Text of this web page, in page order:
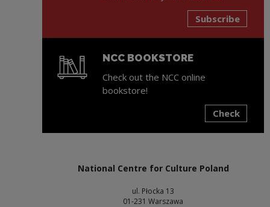
Subscribe
NCC BOOKSTORE
Check out the NCC online
bookstore!
Check
National Centre for Culture Poland
ul. Płocka 13
01-231 Warszawa